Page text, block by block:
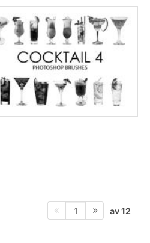
1 av 12